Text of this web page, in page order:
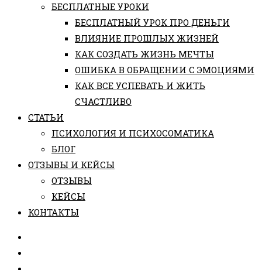
БЕСПЛАТНЫЕ УРОКИ
БЕСПЛАТНЫЙ УРОК ПРО ДЕНЬГИ
ВЛИЯНИЕ ПРОШЛЫХ ЖИЗНЕЙ
КАК СОЗДАТЬ ЖИЗНЬ МЕЧТЫ
ОШИБКА В ОБРАЩЕНИИ С ЭМОЦИЯМИ
КАК ВСЕ УСПЕВАТЬ И ЖИТЬ
СЧАСТЛИВО
СТАТЬИ
ПCИХОЛОГИЯ И ПСИХОСОМАТИКА
БЛОГ
ОТЗЫВЫ И КЕЙСЫ
ОТЗЫВЫ
КЕЙСЫ
КОНТАКТЫ